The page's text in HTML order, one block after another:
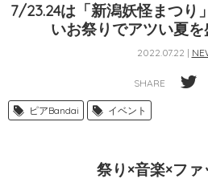
7/23.24は「新潟妖怪まつり
いお祭りでアツい夏を
2022.07.22 |
SHARE
ピアBandai イベント
祭り×音楽×フ